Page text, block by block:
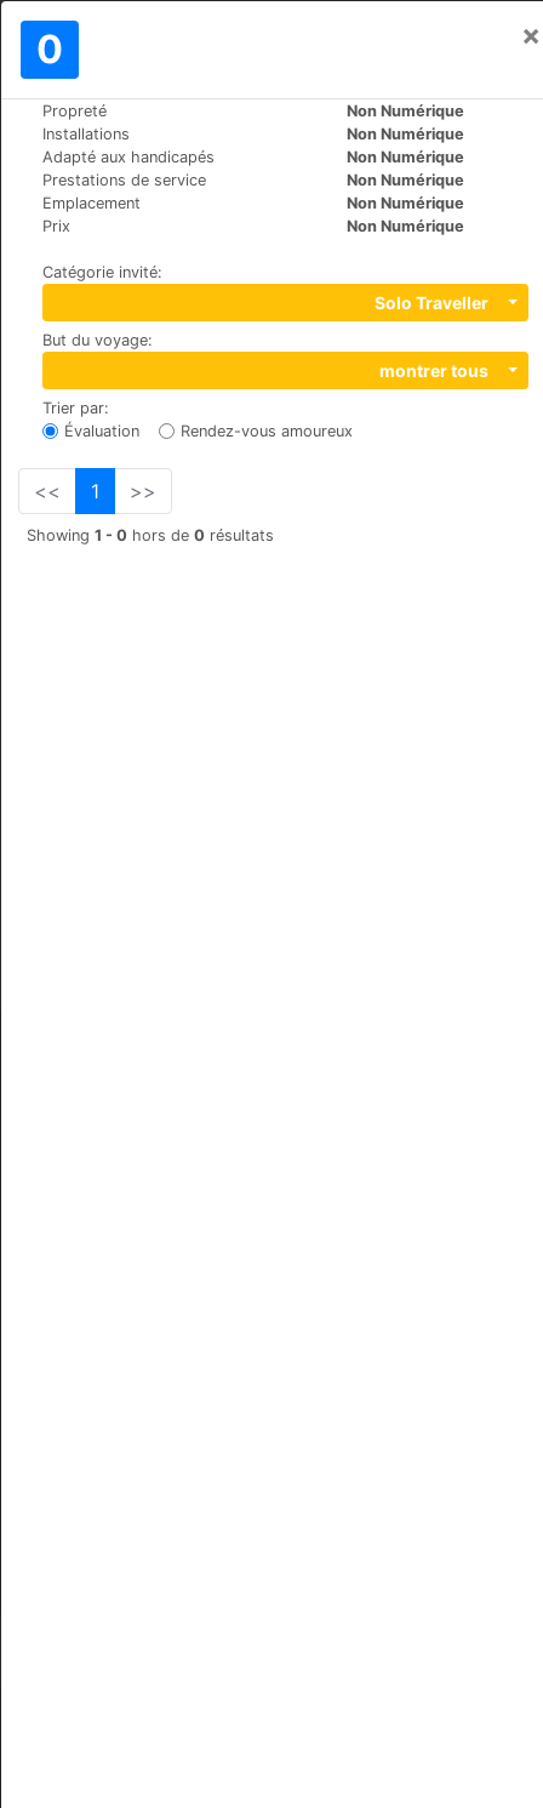
0 ×
Propreté
Non Numérique
Installations
Non Numérique
Adapté aux handicapés
Non Numérique
Prestations de service
Non Numérique
Emplacement
Non Numérique
Prix
Non Numérique
Catégorie invité:
Solo Traveller
But du voyage:
montrer tous
Trier par:
Évaluation
Rendez-vous amoureux
<< 1 >>
Showing 1 - 0 hors de 0 résultats
Le Monde>
Hibaru Fishing Lodge
Dhigu Magu, 06060